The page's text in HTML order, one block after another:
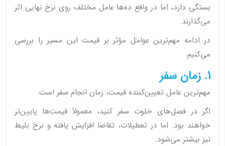
بستگی دارد، اما در واقع ده‌ها عامل مختلف روی نرخ نهایی اثر
می‌گذارند.
در ادامه مهم‌ترین عوامل مؤثر بر قیمت این مسیر را بررسی
می‌کنیم.
1. زمان سفر
مهم‌ترین عامل تعیین‌کننده قیمت، زمان انجام سفر است.
اگر در فصل‌های خلوت سفر کنید، معمولاً قیمت‌ها پایین‌تر
خواهند بود. اما در تعطیلات، تقاضا افزایش یافته و نرخ بلیط
نیز بیشتر می‌شود.